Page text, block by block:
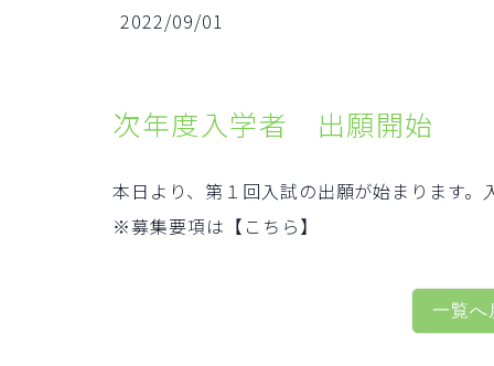
2022/09/01
次年度入学者 出願開始
本日より、第１回入試の出願が始まります
※募集要項は 【こちら】
一覧へ